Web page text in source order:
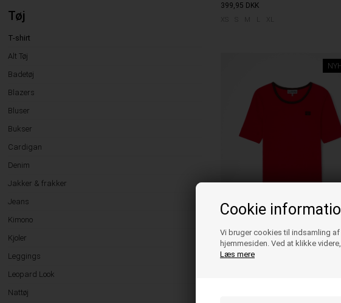
Cookie
Vi bruger cookies til indsamling
hjemmesiden. Ved at klikke
Læs mere
Tøj
T-shirt
Alt Tøj
Badetøj
Blazers
Bluser
Bukser
Cardigan
Denim
Jakker & frakker
Jeans
Kimono
Kjoler
Leggings
Leopard Look
Nattøj
399,95 DKK
M
GANNI